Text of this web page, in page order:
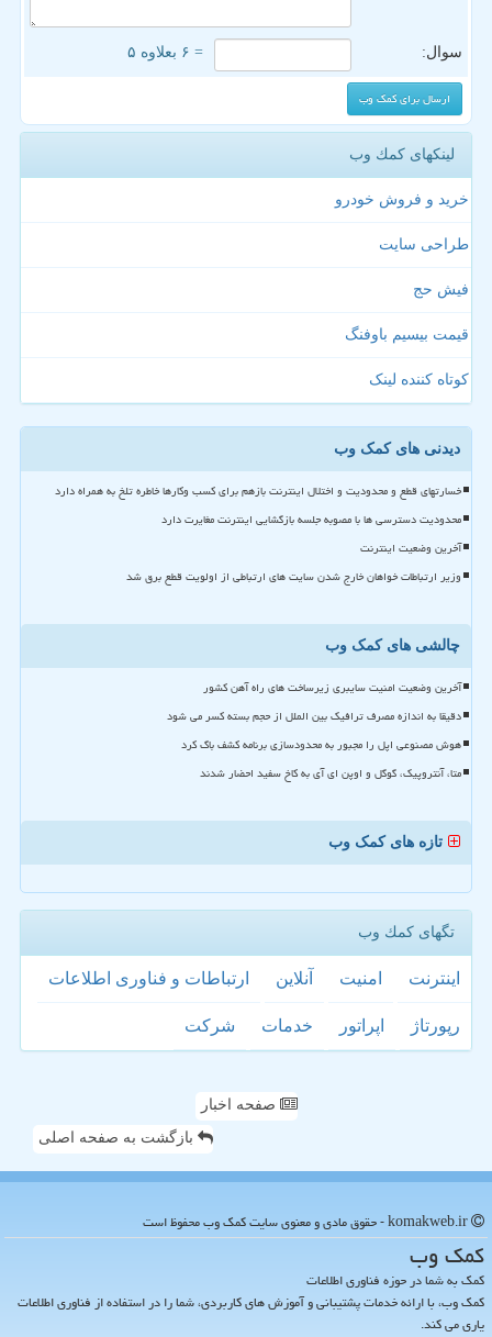
سوال: = ۶ بعلاوه ۵
لینکهای كمك وب
خرید و فروش خودرو
طراحی سایت
فیش حج
قیمت بیسیم باوفنگ
کوتاه کننده لینک
دیدنی های کمک وب
خسارتهای قطع و محدودیت و اختلال اینترنت بازهم برای کسب وکارها خاطره تلخ به همراه دارد
محدودیت دسترسی ها با مصوبه جلسه بازگشایی اینترنت مغایرت دارد
آخرین وضعیت اینترنت
وزیر ارتباطات خواهان خارج شدن سایت های ارتباطی از اولویت قطع برق شد
چالشی های کمک وب
آخرین وضعیت امنیت سایبری زیرساخت های راه آهن کشور
دقیقا به اندازه مصرف ترافیک بین الملل از حجم بسته کسر می شود
هوش مصنوعی اپل را مجبور به محدودسازی برنامه کشف باگ کرد
متا، آنتروپیک، گوگل و اوپن ای آی به کاخ سفید احضار شدند
تازه های کمک وب
تگهای كمك وب
اینترنت امنیت آنلاین ارتباطات و فناوری اطلاعات
رپورتاژ اپراتور خدمات شركت
صفحه اخبار
بازگشت به صفحه اصلی
كمك وب
کمک به شما در حوزه فناوری اطلاعات
کمک وب، با ارائه خدمات پشتیبانی و آموزش های کاربردی، شما را در استفاده از فناوری اطلاعات
یاری می کند.